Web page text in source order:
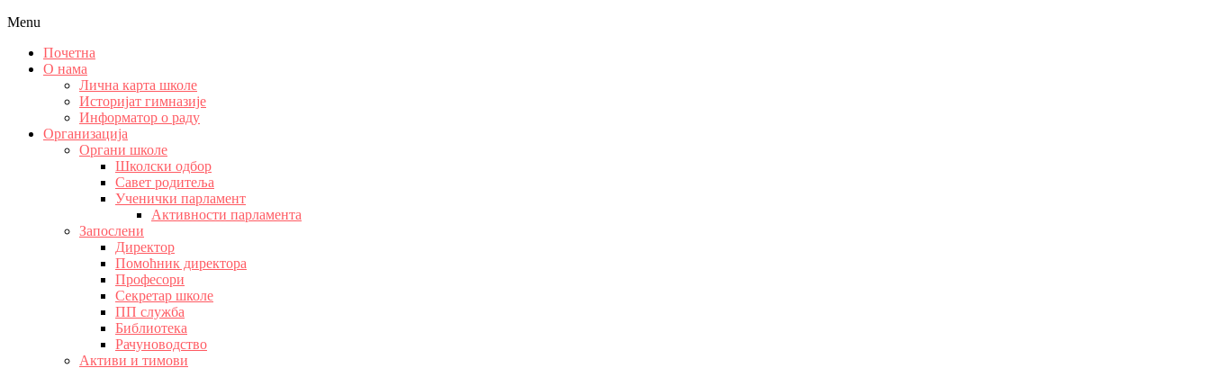
Menu
Почетна
О нама
Лична карта школе
Историјат гимназије
Информатор о раду
Организација
Органи школе
Школски одбор
Савет родитеља
Ученички парламент
Активности парламента
Запослени
Директор
Помоћник директора
Професори
Секретар школе
ПП служба
Библиотека
Рачуноводство
Активи и тимови